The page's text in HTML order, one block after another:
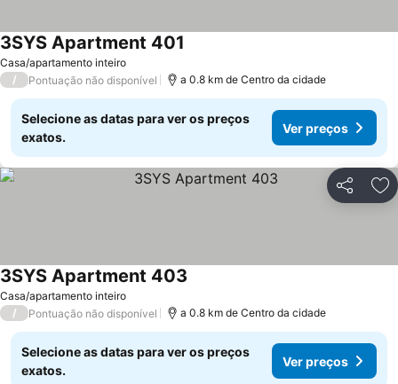
Casa/apartamento inteiro
3SYS Apartment 401
/ Pontuação não disponível a 0.8 km de Centro da cidade
Selecione as datas para ver os preços
exatos.
Ver preços
Partilhar
Casa/apartamento inteiro
3SYS Apartment 403
/ Pontuação não disponível a 0.8 km de Centro da cidade
Selecione as datas para ver os preços
exatos.
Ver preços